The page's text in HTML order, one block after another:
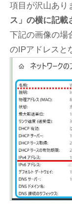
項目が沢山あり
ス」の横に記載
下記の画像の場
のIPアドレスと